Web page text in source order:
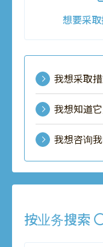
想要采
我想采取
我想知道
我想咨询
按业务搜索